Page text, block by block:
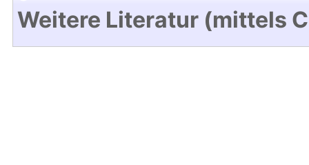
Weitere Literatur (mittels